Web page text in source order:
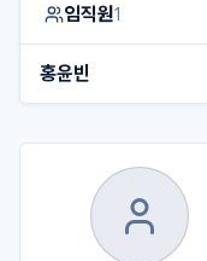
임직원1
홍윤빈